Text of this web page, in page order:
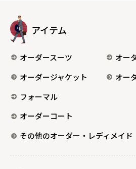
アイテム
オーダースーツ
オー
オーダージャケット
オー
フォーマル
オーダーコート
その他のオーダー・レディメイド